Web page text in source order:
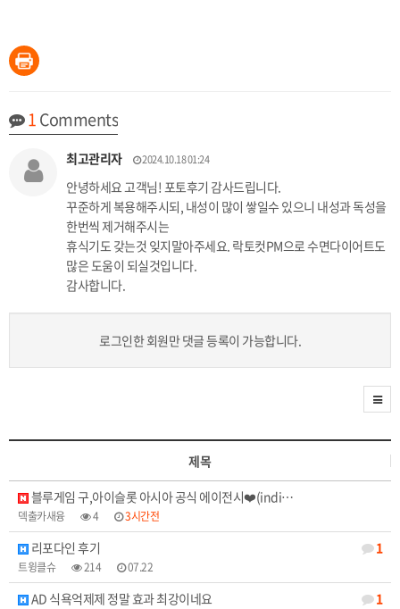
1Comments
최고관리자 2024.10.18 01:24
안녕하세요 고객님! 포토후기 감사드립니다.
꾸준하게 복용해주시되, 내성이 많이 쌓일수 있으니 내성과 독성을
한번씩 제거해주시는
휴식기도 갖는것 잊지말아주세요. 락토컷PM으로 수면다이어트도
많은 도움이 되실것입니다.
감사합니다.
로그인한 회원만 댓글 등록이 가능합니다.
제목
블루게임 구,아이슬롯 아시아 공식 에이전시❤️(indi…
덱출카새융 4 3시간전
1
리포다인 후기
트윙클슈 214 07.22
1
AD 식욕억제제 정말 효과 최강이네요